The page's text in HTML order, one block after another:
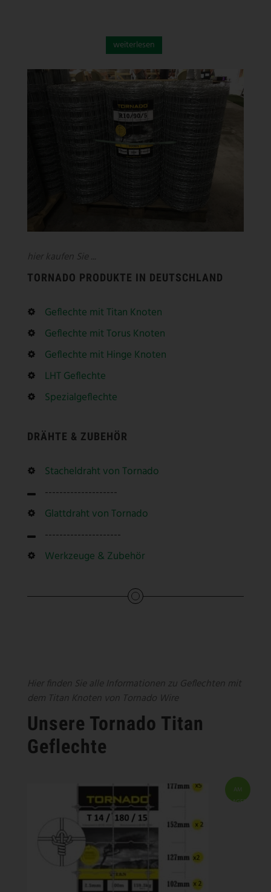
weiterlesen
hier kaufen Sie ...
TORNADO PRODUKTE IN DEUTSCHLAND
Geflechte mit Titan Knoten
Geflechte mit Torus Knoten
Geflechte mit Hinge Knoten
LHT Geflechte
Spezialgeflechte
DRÄHTE & ZUBEHÖR
Stacheldraht von Tornado
--------------------
Glattdraht von Tornado
---------------------
Werkzeuge & Zubehör
Hier finden Sie alle Informationen zu Geflechten mit
dem Titan Knoten von Tornado Wire
Unsere Tornado Titan
Geflechte
AM
LAGER